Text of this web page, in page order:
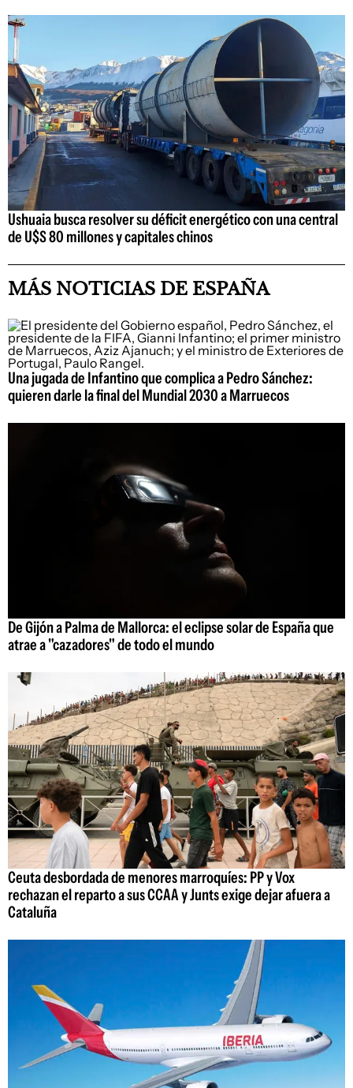
Ushuaia busca resolver su déficit energético con una central
de U$S 80 millones y capitales chinos
MÁS NOTICIAS DE ESPAÑA
Una jugada de Infantino que complica a Pedro Sánchez:
quieren darle la final del Mundial 2030 a Marruecos
De Gijón a Palma de Mallorca: el eclipse solar de España que
atrae a "cazadores" de todo el mundo
Ceuta desbordada de menores marroquíes: PP y Vox
rechazan el reparto a sus CCAA y Junts exige dejar afuera a
Cataluña